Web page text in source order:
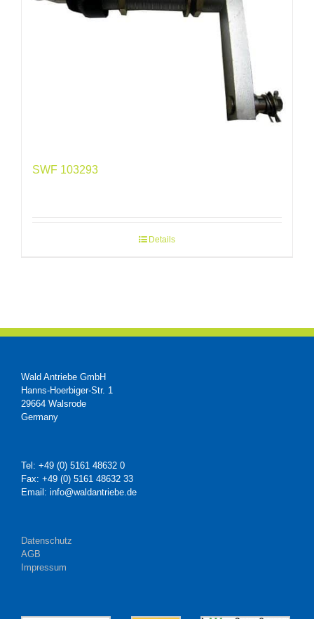
SWF 103293
Details
Wald Antriebe GmbH
Hanns-Hoerbiger-Str. 1
29664 Walsrode
Germany
Tel: +49 (0) 5161 48632 0
Fax: +49 (0) 5161 48632 33
Email: info@waldantriebe.de
Datenschutz
AGB
Impressum